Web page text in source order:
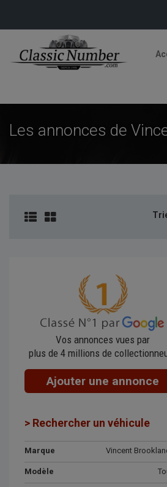
Les annonces de
Vos annonces vues par
plus de 4 millions de
Ajouter une annonce
> Rechercher un véhicule
Marque Vincent
Modèle